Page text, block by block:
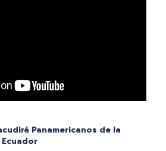
Panamericanos de la